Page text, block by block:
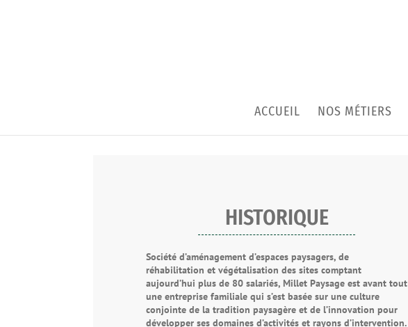
ACCUEIL NOS MÉTIERS
HISTORIQUE
Société d’aménagement d’espaces paysagers, de
réhabilitation et végétalisation des sites comptant
aujourd’hui plus de 80 salariés, Millet Paysage est avant tout
une entreprise familiale qui s’est basée sur une culture
conjointe de la tradition paysagère et de l’innovation pour
développer ses domaines d’activités et rayons d’intervention.